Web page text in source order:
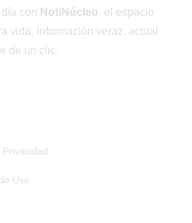
con NotiNúcleo, el espacio
vida. Información veraz, actual
de un clic.
Uso